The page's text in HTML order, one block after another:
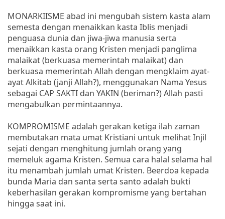
MONARKIISME abad ini mengubah sistem kasta alam
semesta dengan menaikkan kasta Iblis menjadi
penguasa dunia dan jiwa-jiwa manusia serta
menaikkan kasta orang Kristen menjadi panglima
malaikat (berkuasa memerintah malaikat) dan
berkuasa memerintah Allah dengan mengklaim ayat-
ayat Alkitab (janji Allah?), menggunakan Nama Yesus
sebagai CAP SAKTI dan YAKIN (beriman?) Allah pasti
mengabulkan permintaannya.
KOMPROMISME adalah gerakan ketiga ilah zaman
membutakan mata umat Kristiani untuk melihat Injil
sejati dengan menghitung jumlah orang yang
memeluk agama Kristen. Semua cara halal selama hal
itu menambah jumlah umat Kristen. Beerdoa kepada
bunda Maria dan santa serta santo adalah bukti
keberhasilan gerakan kompromisme yang bertahan
hingga saat ini.